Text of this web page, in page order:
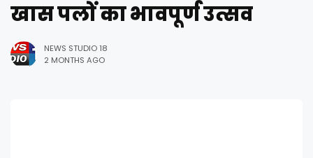
खास पलों का भावपूर्ण उत्सव
NEWS STUDIO 18
2 MONTHS AGO